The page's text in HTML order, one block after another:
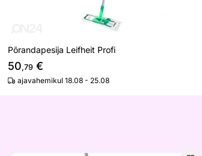
Põrandapesija Leifheit Profi
50,79 €
ajavahemikul 18.08 - 25.08